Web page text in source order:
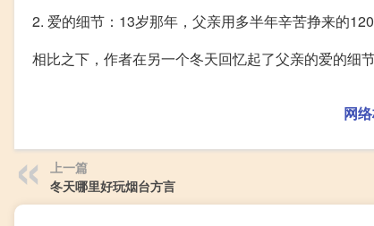
2. 爱的细节：13岁那年，父亲用多半年辛苦挣来的
相比之下，作者在另一个冬天回忆起了父亲的爱的细节
网
上一篇
冬天哪里好玩烟台方言